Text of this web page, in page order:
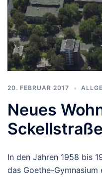
20. FEBRUAR 2017
Neues
Sckellstraße
In den Jahren 1958 bis
das Goethe-Gymnasium